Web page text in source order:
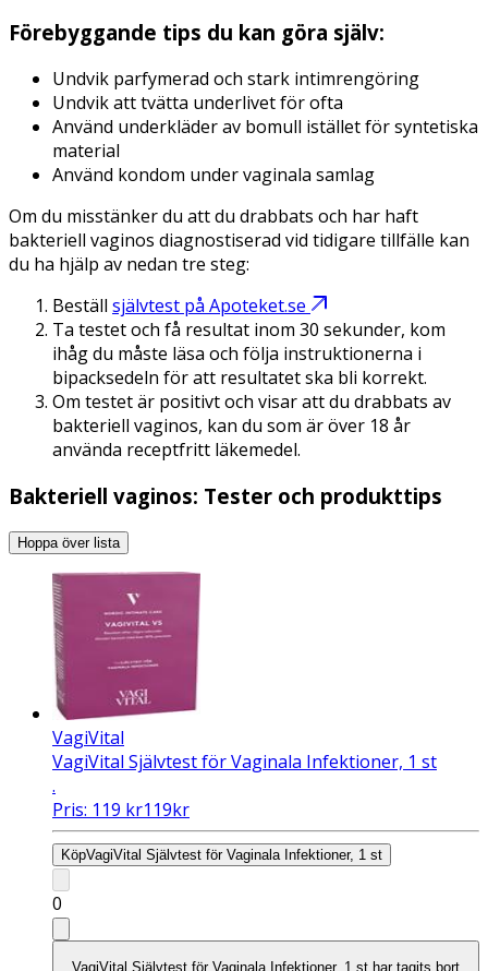
Förebyggande tips du kan göra själv:
Undvik parfymerad och stark intimrengöring
Undvik att tvätta underlivet för ofta
Använd underkläder av bomull istället för syntetiska
material
Använd kondom under vaginala samlag
Om du misstänker du att du drabbats och har haft
bakteriell vaginos diagnostiserad vid tidigare tillfälle kan
du ha hjälp av nedan tre steg:
Beställ självtest på Apoteket.se
Ta testet och få resultat inom 30 sekunder, kom
ihåg du måste läsa och följa instruktionerna i
bipacksedeln för att resultatet ska bli korrekt.
Om testet är positivt och visar att du drabbats av
bakteriell vaginos, kan du som är över 18 år
använda receptfritt läkemedel.
Bakteriell vaginos: Tester och produkttips
Hoppa över lista
VagiVital
VagiVital Självtest för Vaginala Infektioner, 1 st
.
Pris: 119 kr119kr
KöpVagiVital Självtest för Vaginala Infektioner, 1 st
0
VagiVital Självtest för Vaginala Infektioner, 1 st har tagits bort